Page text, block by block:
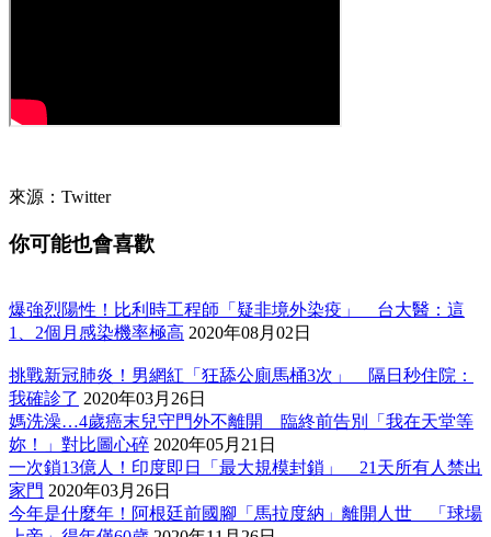
來源：Twitter
你可能也會喜歡
爆強烈陽性！比利時工程師「疑非境外染疫」 台大醫：這
1、2個月感染機率極高 2020年08月02日
挑戰新冠肺炎！男網紅「狂舔公廁馬桶3次」 隔日秒住院：
我確診了 2020年03月26日
媽洗澡…4歲癌末兒守門外不離開 臨終前告別「我在天堂等
妳！」對比圖心碎 2020年05月21日
一次鎖13億人！印度即日「最大規模封鎖」 21天所有人禁出
家門 2020年03月26日
今年是什麼年！阿根廷前國腳「馬拉度納」離開人世 「球場